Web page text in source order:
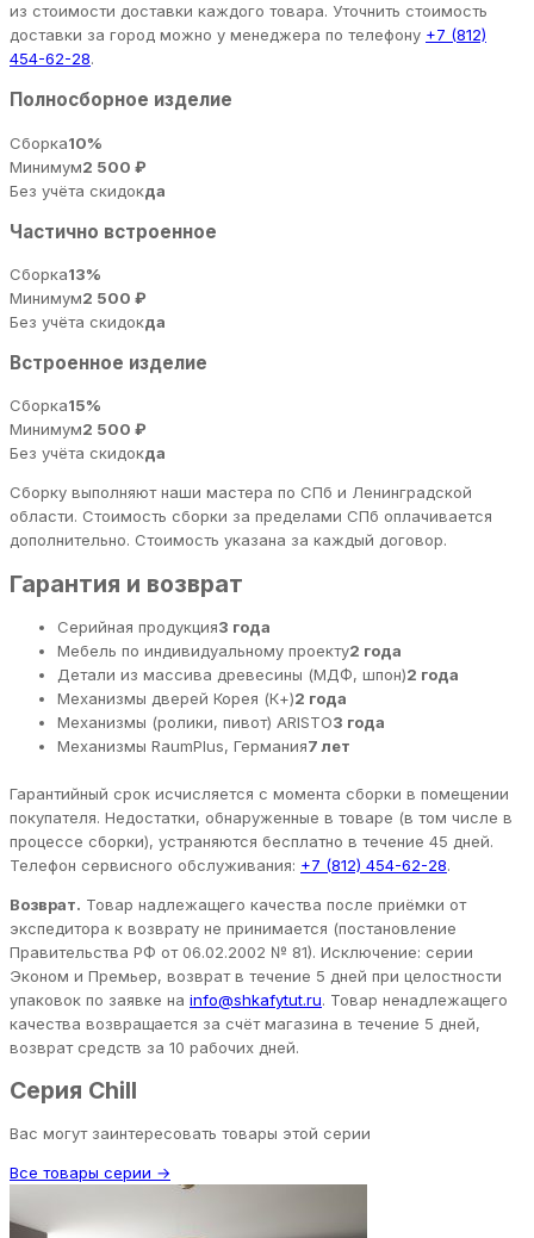
из стоимости доставки каждого товара. Уточнить стоимость
доставки за город можно у менеджера по телефону +7 (812)
454-62-28.
Полносборное изделие
Сборка10%
Минимум2 500 ₽
Без учёта скидокда
Частично встроенное
Сборка13%
Минимум2 500 ₽
Без учёта скидокда
Встроенное изделие
Сборка15%
Минимум2 500 ₽
Без учёта скидокда
Сборку выполняют наши мастера по СПб и Ленинградской
области. Стоимость сборки за пределами СПб оплачивается
дополнительно. Стоимость указана за каждый договор.
Гарантия и возврат
Серийная продукция3 года
Мебель по индивидуальному проекту2 года
Детали из массива древесины (МДФ, шпон)2 года
Механизмы дверей Корея (К+)2 года
Механизмы (ролики, пивот) ARISTO3 года
Механизмы RaumPlus, Германия7 лет
Гарантийный срок исчисляется с момента сборки в помещении
покупателя. Недостатки, обнаруженные в товаре (в том числе в
процессе сборки), устраняются бесплатно в течение 45 дней.
Телефон сервисного обслуживания: +7 (812) 454-62-28.
Возврат. Товар надлежащего качества после приёмки от
экспедитора к возврату не принимается (постановление
Правительства РФ от 06.02.2002 № 81). Исключение: серии
Эконом и Премьер, возврат в течение 5 дней при целостности
упаковок по заявке на info@shkafytut.ru. Товар ненадлежащего
качества возвращается за счёт магазина в течение 5 дней,
возврат средств за 10 рабочих дней.
Серия Chill
Вас могут заинтересовать товары этой серии
Все товары серии →